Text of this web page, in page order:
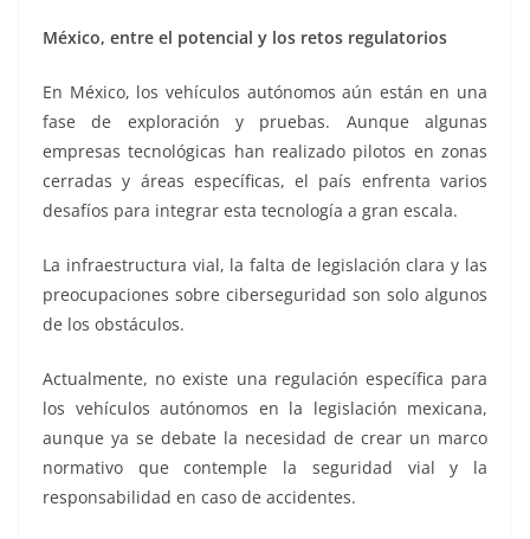
México, entre el potencial y los retos regulatorios
En México, los vehículos autónomos aún están en una
fase de exploración y pruebas. Aunque algunas
empresas tecnológicas han realizado pilotos en zonas
cerradas y áreas específicas, el país enfrenta varios
desafíos para integrar esta tecnología a gran escala.
La infraestructura vial, la falta de legislación clara y las
preocupaciones sobre ciberseguridad son solo algunos
de los obstáculos.
Actualmente, no existe una regulación específica para
los vehículos autónomos en la legislación mexicana,
aunque ya se debate la necesidad de crear un marco
normativo que contemple la seguridad vial y la
responsabilidad en caso de accidentes.